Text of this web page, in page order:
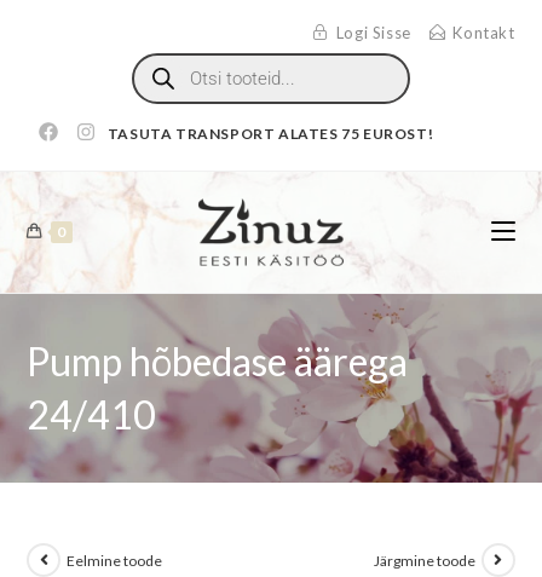
Logi Sisse Kontakt
TASUTA TRANSPORT ALATES 75 EUROST!
0
Pump hõbedase äärega
24/410
Eelmine toode Järgmine toode